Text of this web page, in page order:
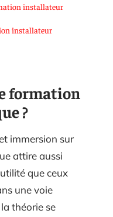
installateur
installateur
formation
?
immersion sur
attire aussi
que ceux
une voie
théorie se